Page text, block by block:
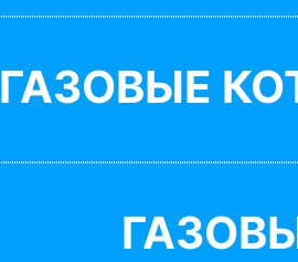
ГАЗОВЫЕ